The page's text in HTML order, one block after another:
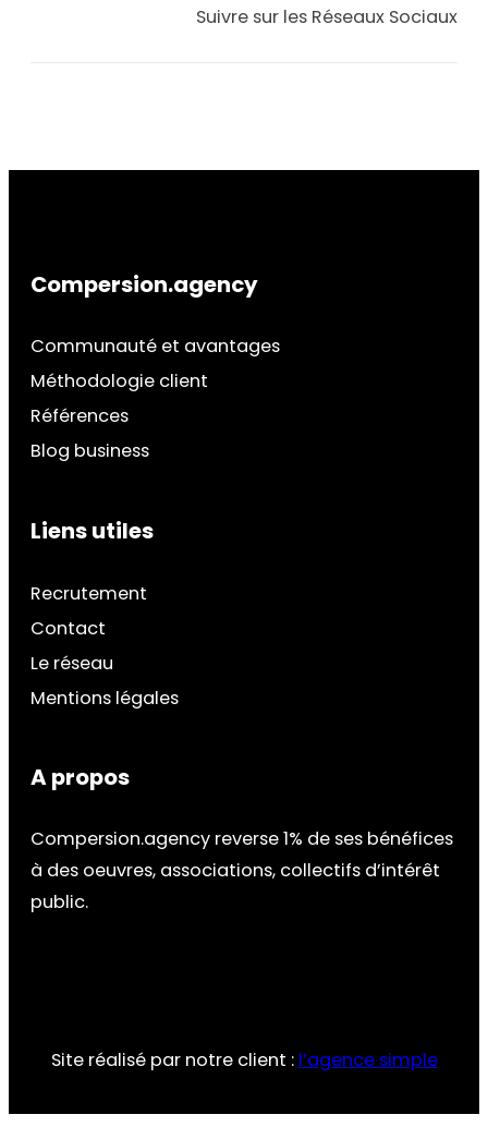
Suivre sur les Réseaux Sociaux
Compersion.agency
Communauté et avantages
Méthodologie client
Références
Blog business
Liens utiles
Recrutement
Contact
Le réseau
Mentions légales
A propos
Compersion.agency reverse 1% de ses bénéfices
à des oeuvres, associations, collectifs d’intérêt
public.
Site réalisé par notre client : l’agence simple